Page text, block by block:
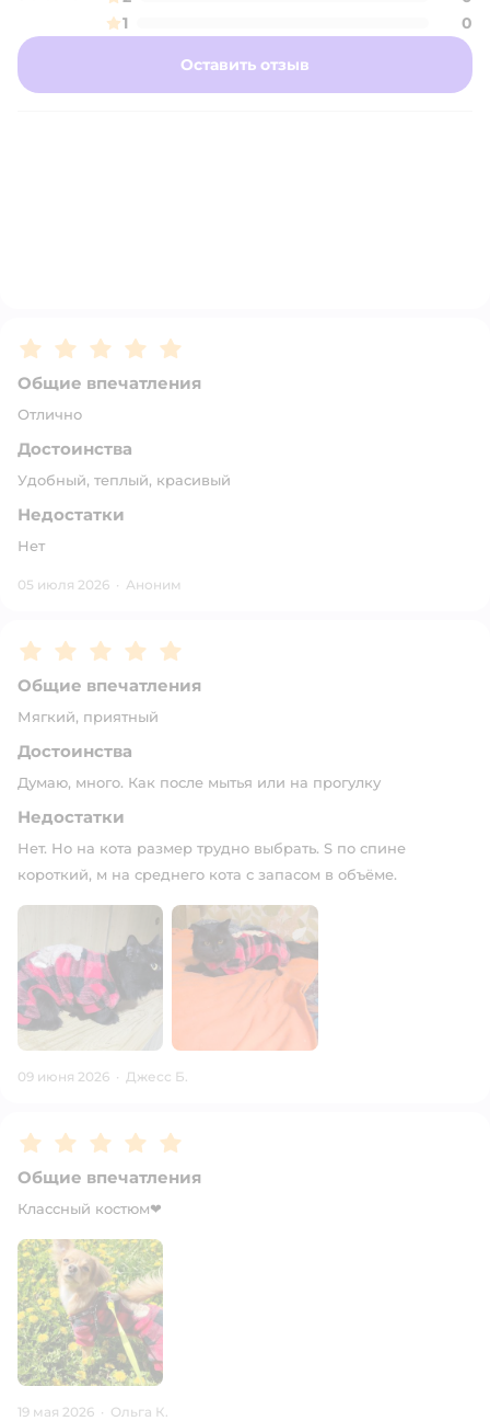
1
0
Оставить отзыв
Рейтинг:5
Общие впечатления
Отлично
Достоинства
Удобный, теплый, красивый
Недостатки
Нет
05 июля 2026 · Аноним
Рейтинг:5
Общие впечатления
Мягкий, приятный
Достоинства
Думаю, много. Как после мытья или на прогулку
Недостатки
Нет. Но на кота размер трудно выбрать. S по спине
короткий, м на среднего кота с запасом в объёме.
09 июня 2026 · Джесс Б.
Рейтинг:5
Общие впечатления
Классный костюм❤
19 мая 2026 · Ольга К.